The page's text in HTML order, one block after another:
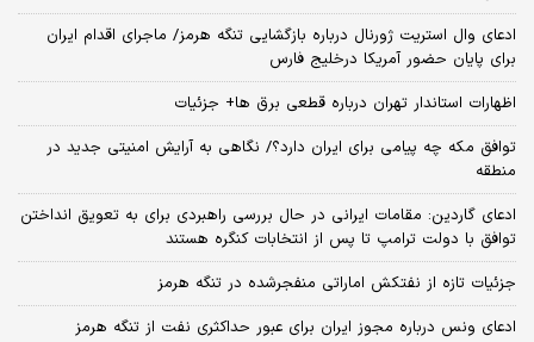
ادعای وال استریت ژورنال درباره بازگشایی تنگه هرمز/ ماجرای اقدام ایران
برای پایان حضور آمریکا درخلیج فارس
اظهارات استاندار تهران درباره قطعی برق ها+ جزئیات
توافق مکه چه پیامی برای ایران دارد؟/ نگاهی به آرایش امنیتی جدید در
منطقه
ادعای گاردین: مقامات ایرانی در حال بررسی راهبردی برای به تعویق انداختن
توافق با دولت ترامپ تا پس از انتخابات کنگره هستند
جزئیات تازه از نفتکش اماراتی منفجرشده در تنگه هرمز
ادعای ونس درباره مجوز ایران برای عبور حداکثری نفت از تنگه هرمز